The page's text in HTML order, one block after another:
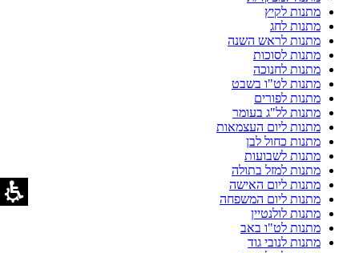
מתנות לקיץ
מתנות לחג
מתנות לראש השנה
מתנות לסוכות
מתנות לחנוכה
מתנות לט"ו בשבט
מתנות לפורים
מתנות לל"ג בעומר
מתנות ליום העצמאות
מתנות כחול לבן
מתנות לשבועות
מתנות למזל בתולה
מתנות ליום האישה
מתנות ליום המשפחה
מתנות לולנטיין
מתנות לט"ו באב
מתנות לנובי גוד